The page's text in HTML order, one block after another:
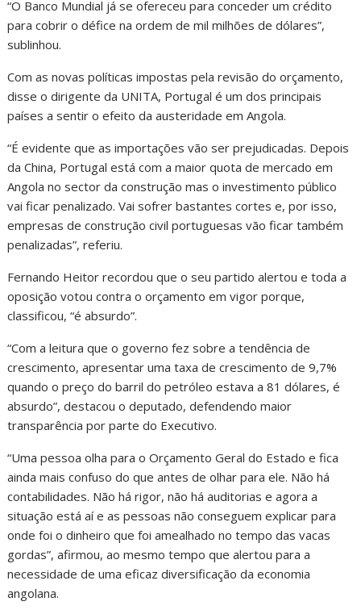
“O Banco Mundial já se ofereceu para conceder um crédito
para cobrir o défice na ordem de mil milhões de dólares”,
sublinhou.
Com as novas políticas impostas pela revisão do orçamento,
disse o dirigente da UNITA, Portugal é um dos principais
países a sentir o efeito da austeridade em Angola.
“É evidente que as importações vão ser prejudicadas. Depois
da China, Portugal está com a maior quota de mercado em
Angola no sector da construção mas o investimento público
vai ficar penalizado. Vai sofrer bastantes cortes e, por isso,
empresas de construção civil portuguesas vão ficar também
penalizadas”, referiu.
Fernando Heitor recordou que o seu partido alertou e toda a
oposição votou contra o orçamento em vigor porque,
classificou, “é absurdo”.
“Com a leitura que o governo fez sobre a tendência de
crescimento, apresentar uma taxa de crescimento de 9,7%
quando o preço do barril do petróleo estava a 81 dólares, é
absurdo”, destacou o deputado, defendendo maior
transparência por parte do Executivo.
“Uma pessoa olha para o Orçamento Geral do Estado e fica
ainda mais confuso do que antes de olhar para ele. Não há
contabilidades. Não há rigor, não há auditorias e agora a
situação está aí e as pessoas não conseguem explicar para
onde foi o dinheiro que foi amealhado no tempo das vacas
gordas”, afirmou, ao mesmo tempo que alertou para a
necessidade de uma eficaz diversificação da economia
angolana.